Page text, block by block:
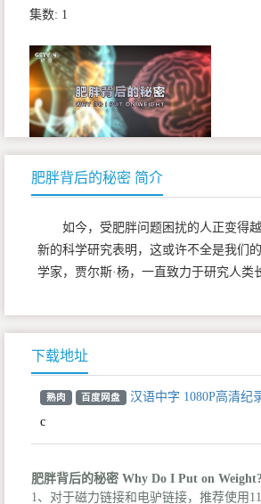
集数: 1
肥胖背后的秘密 简介
如今，受肥胖问题困扰的人正变得
新的科学研究表明，这或许不全是我们
学家，贾尔斯·杨，一直致力于研究人类
下载地址
熟肉 百度网盘 汉语中字 1080P高清纪
c
肥胖背后的秘密 Why Do I Put on Weight?
1、对于磁力链接和电驴链接，推荐使用